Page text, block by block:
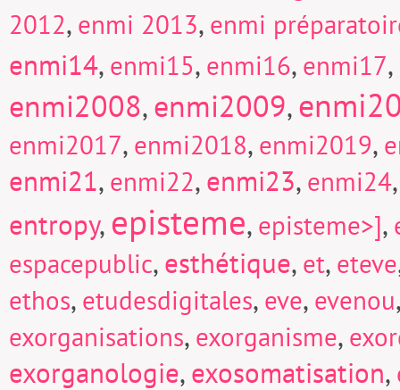
2012, enmi 2013, enmi
enmi14, enmi15, enmi16, enmi17,
enmi2008,enmi2009,
enmi2017, enmi2018, enmi2019,
enmi21, enmi22,enmi23, enmi24
entropy, episteme, episteme>],
espacepublic,esthétique, et, eteve
ethos, etudesdigitales, eve, evenou
exorganisations, exorganisme,
exorganologie,exosomatisation,